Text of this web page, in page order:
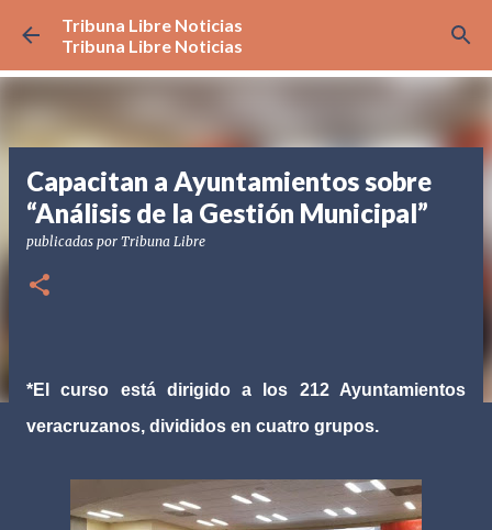
Ir al contenido principal
Tribuna Libre Noticias
Tribuna Libre Noticias
Capacitan a Ayuntamientos sobre
“Análisis de la Gestión Municipal”
publicadas por Tribuna Libre
*El curso está dirigido a los 212 Ayuntamientos
veracruzanos, divididos en cuatro grupos.